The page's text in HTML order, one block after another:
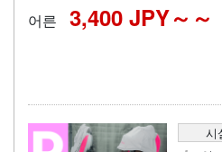
어른 3,400 JPY～
시